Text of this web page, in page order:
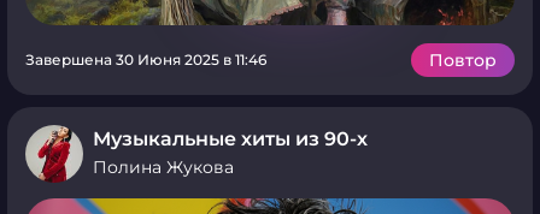
Завершена 30 Июня 2025 в 11:46 Повтор
Музыкальные хиты из 90-х
Полина Жукова